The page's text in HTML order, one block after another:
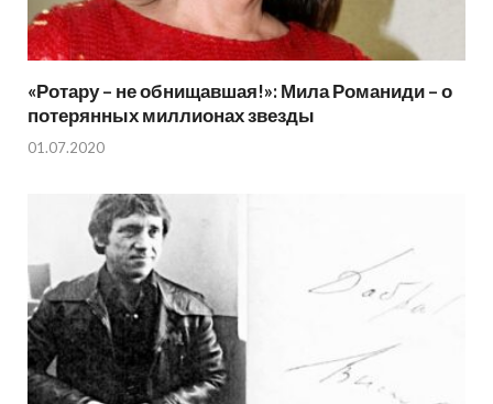
«Ротару – не обнищавшая!»: Мила Романиди – о
потерянных миллионах звезды
01.07.2020